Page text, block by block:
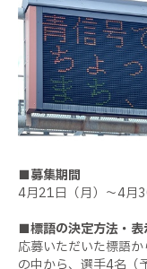
■募集期間
4月21日（月）～4月
■標語の決定方法・表
応募いただいた標語